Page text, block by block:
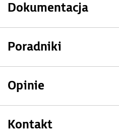
Dokumentacja
Poradniki
Opinie
Kontakt